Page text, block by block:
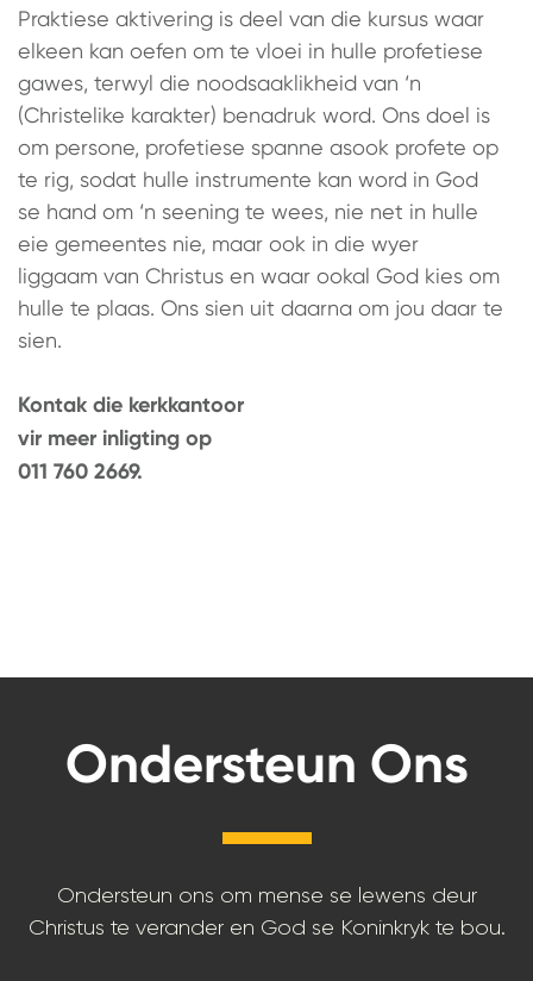
Praktiese aktivering is deel van die kursus waar
elkeen kan oefen om te vloei in hulle profetiese
gawes, terwyl die noodsaaklikheid van ‘n
(Christelike karakter) benadruk word. Ons doel is
om persone, profetiese spanne asook profete op
te rig, sodat hulle instrumente kan word in God
se hand om ‘n seening te wees, nie net in hulle
eie gemeentes nie, maar ook in die wyer
liggaam van Christus en waar ookal God kies om
hulle te plaas. Ons sien uit daarna om jou daar te
sien.
Kontak die kerkkantoor
vir meer inligting op
011 760 2669.
Ondersteun Ons
Ondersteun ons om mense se lewens deur
Christus te verander en God se Koninkryk te bou.